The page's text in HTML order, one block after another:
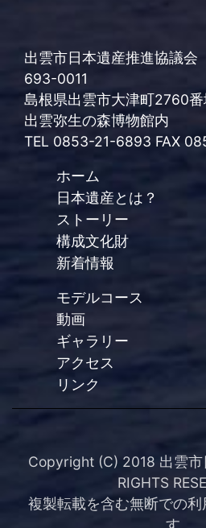
出雲市日本遺産推進協議会
693-0011
島根県出雲市大津町2760
出雲弥生の森博物館内
TEL 0853-21-6893 FAX
ホーム
日本遺産とは？
ストーリー
構成文化財
新着情報
モデルコース
動画
ギャラリー
アクセス
リンク
Copyright (C) 2018 出雲
RIGHTS
複製転載を含む無断での利
す。